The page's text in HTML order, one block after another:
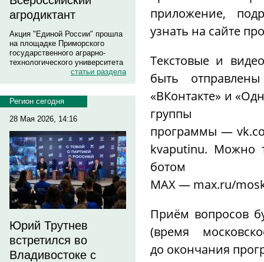
агродиктант
Акция "Единой России" прошла
на площадке Приморского
государственного аграрно-
технологического университета
статьи раздела
Регион сегодня
28 Мая 2026, 14:16
Юрий Трутнев
встретился во
Владивостоке с
приложение,
узнать на сайте
Текстовые и
быть
«ВКонтакте» и
группы
программы —
kvaputinu. Можно
ботом в
MAX — max.ru/
Приём вопросов
(время
до окончания